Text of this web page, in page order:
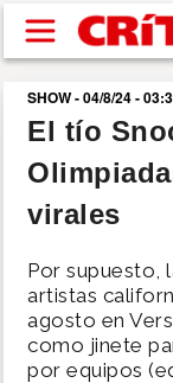
Pasar al
SUCESOS
POLÍTICA
SHOW
SHOW - 04/8/24 -
El tío
virales
Por supuesto,
artistas
agosto en
como jinete
por equipos